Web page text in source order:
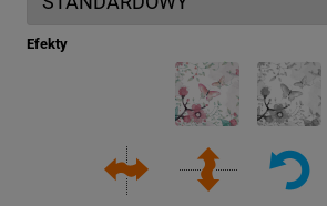
Efekty